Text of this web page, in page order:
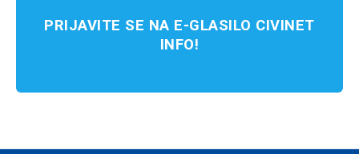
PRIJAVITE SE NA E-GLASILO CIVINET
INFO!